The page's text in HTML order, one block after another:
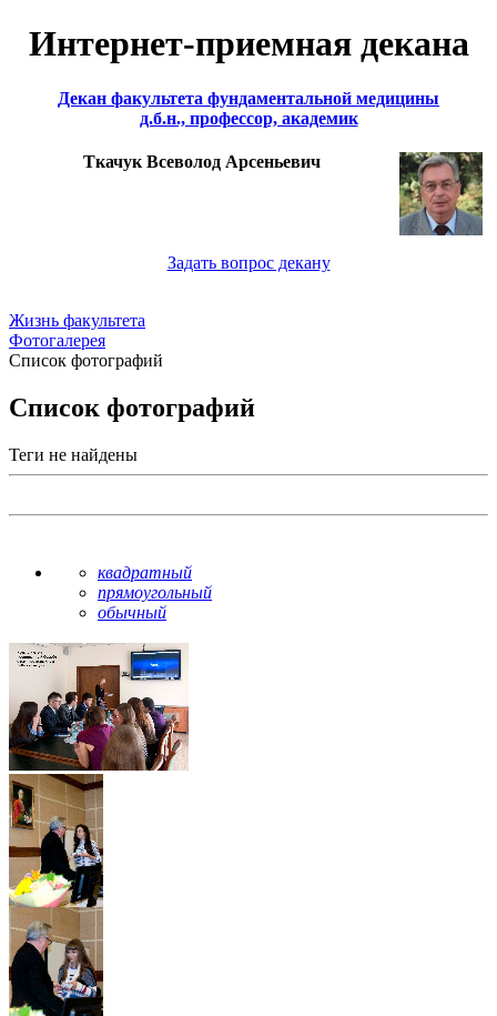
Интернет-приемная декана
Декан факультета фундаментальной медицины
д.б.н., профессор, академик
Ткачук Всеволод Арсеньевич
Задать вопрос декану
Жизнь факультета
Фотогалерея
Список фотографий
Список фотографий
Теги не найдены
квадратный
прямоугольный
обычный